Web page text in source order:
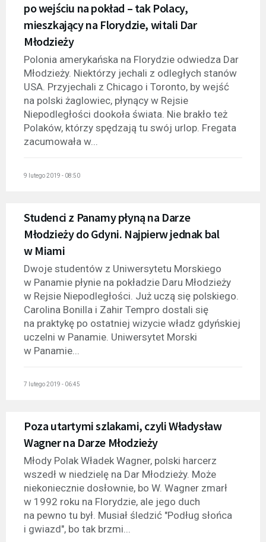
po wejściu na pokład – tak Polacy,
mieszkający na Florydzie, witali Dar
Młodzieży
Polonia amerykańska na Florydzie odwiedza Dar
Młodzieży. Niektórzy jechali z odległych stanów
USA. Przyjechali z Chicago i Toronto, by wejść
na polski żaglowiec, płynący w Rejsie
Niepodległości dookoła świata. Nie brakło też
Polaków, którzy spędzają tu swój urlop. Fregata
zacumowała w...
9 lutego 2019 - 08:50
Studenci z Panamy płyną na Darze
Młodzieży do Gdyni. Najpierw jednak bal
w Miami
Dwoje studentów z Uniwersytetu Morskiego
w Panamie płynie na pokładzie Daru Młodzieży
w Rejsie Niepodległości. Już uczą się polskiego.
Carolina Bonilla i Zahir Tempro dostali się
na praktykę po ostatniej wizycie władz gdyńskiej
uczelni w Panamie. Uniwersytet Morski
w Panamie...
7 lutego 2019 - 06:45
Poza utartymi szlakami, czyli Władysław
Wagner na Darze Młodzieży
Młody Polak Władek Wagner, polski harcerz
wszedł w niedzielę na Dar Młodzieży. Może
niekoniecznie dosłownie, bo W. Wagner zmarł
w 1992 roku na Florydzie, ale jego duch
na pewno tu był. Musiał śledzić "Podług słońca
i gwiazd", bo tak brzmi...